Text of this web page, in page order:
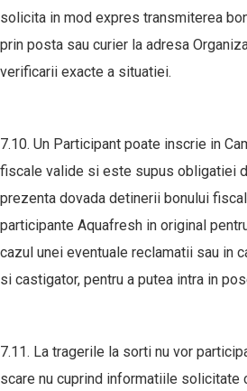
solicita in mod expres transmiterea
prin posta sau curier la adresa
verificarii exacte a situatiei.
7.10. Un Participant poate inscrie in
fiscale valide si este supus obligatiei
prezenta dovada detinerii bonului
participante Aquafresh in original
cazul unei eventuale reclamatii sau in
si castigator, pentru a putea intra in
7.11. La tragerile la sorti nu vor
scare nu cuprind informatiile